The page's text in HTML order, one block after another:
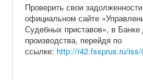
Кредит
О нас
Проверить свои
официальном сайте
Судебных приставов», в
производства, перейдя по
ссылке: http://r42.fssprus.ru/